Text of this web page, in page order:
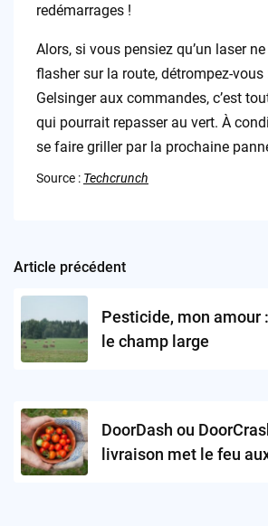
redémarrages !
Alors, si vous pensiez qu’un laser
flasher sur la route, détrompez-
Gelsinger aux commandes, c’est
qui pourrait repasser au vert. À
se faire griller par la prochaine
Source : Techcrunch
Post
navigation
Article précédent
Pesticide, mon amour
le champ large
DoorDash ou
livraison met le feu